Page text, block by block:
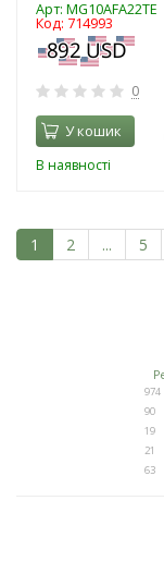
Арт: MG10AFA22TE
Код: 714993
0
У кошик
В наявності
1 2 ... 5